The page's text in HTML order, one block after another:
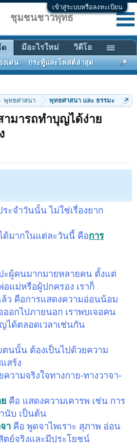
เข้าสู่ระบบหรือลงทะเบียน
พุทธศาสนา พุทธศาสนา และ ธรรมะ
ามารถทำบุญได้ง่าย
ะจำวันนั้น ไม่ใช่เรื่องยาก
ด้มากในแต่ละวันนี้ คือการ
ะผู้คนมากมายหลายคน ตั้งแต่
อแม่หรือผู้ปกครอง เราก็
ว คือการแสดงความอ่อนน้อม
ออกไปภายนอก เราพบเจอคน
ได้ตลอดเวลาเช่นกัน
นนั้น ต้องเป็นไปด้วยความ
สร้ง
วามจริงใจทางกาย-ทางวาจา-
คือ แสดงความเคารพ เช่น การ
นับ เป็นต้น
า คือ พูดจาไพเราะ สุภาพ อ่อน
ย์จริงและมีประโยชน์
ชุมชนชาวพุทธ
ด
งเด่น กระทู้และโพสต์ล่าสุด
มีอะไรใหม่ วิดีโอ